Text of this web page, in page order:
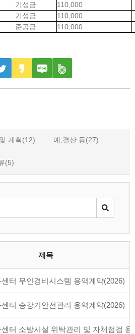
기성금
110,000
기성금
110,000
준공금
110,000
계획(12) 예,결산 등(27)
(5)
제목
터 무인경비시스템 용역계약(2026)
터 승강기안전관리 용역계약(2026)
터 소방시설 위탁관리 및 자체점검 용